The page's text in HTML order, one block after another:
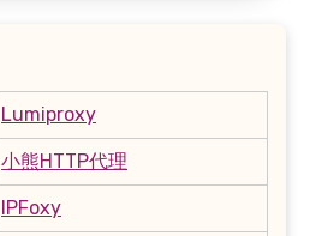
Lumiproxy
小熊HTTP代理
IPFoxy